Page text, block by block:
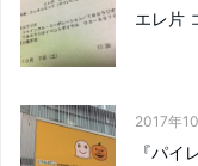
エレ片
2017年
『パイ